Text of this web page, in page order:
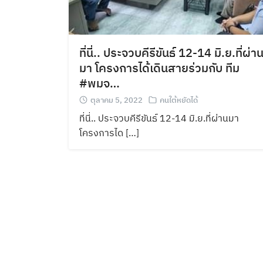
ที่นี่.. ประจวบคีรีขันธ์ 12-14 มิ.ย.ที่ผ่าน
มา โครงการได้เดินสายร่วมกับ ทีม
#พมจ…
ตุลาคม 5, 2022 คนใต้หยัดได้
ที่นี่.. ประจวบคีรีขันธ์ 12-14 มิ.ย.ที่ผ่านมา
โครงการได […]